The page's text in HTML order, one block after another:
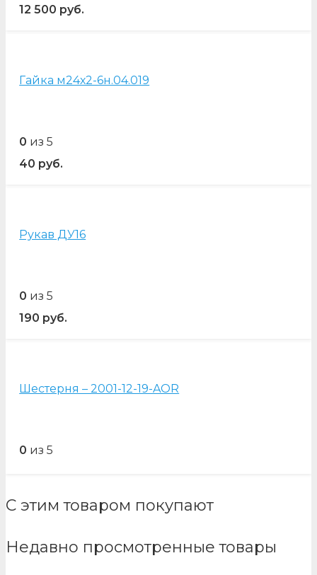
12 500 руб.
Гайка м24х2-6н.04.019
0 из 5
40 руб.
Рукав ДУ16
0 из 5
190 руб.
Шестерня – 2001-12-19-AOR
0 из 5
С этим товаром покупают
Недавно просмотренные товары